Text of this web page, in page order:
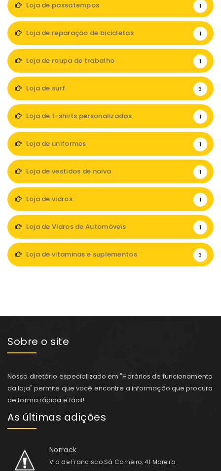
Loja de passatempos 1
Loja de reparação de bicicletas 1
Loja de roupa de trabalho 1
Loja de surf 3
Loja de t-shirts personalizadas 1
Loja de uniformes 1
Loja de vestidos de noiva 1
Loja de vidros 1
Loja de Vidros de Automóveis 1
Loja de vitaminas e suplementos 3
Sobre o site
Nosso diretório especializado em "Horários de funcionamento
da loja" permite que você encontre a informação que procura
de forma rápida e fácil!
As últimas adições
Norrack
Via de Francisco Sá Carneiro, 41 Moreira